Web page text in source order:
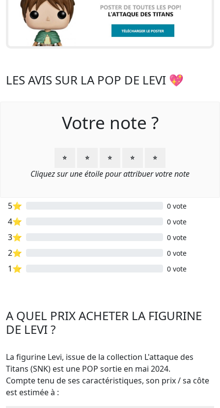
LES AVIS SUR LA POP DE LEVI 💖
Votre note ?
⭐ ⭐ ⭐ ⭐ ⭐
Cliquez sur une étoile pour attribuer votre note
5⭐ 0 vote
4⭐ 0 vote
3⭐ 0 vote
2⭐ 0 vote
1⭐ 0 vote
A QUEL PRIX ACHETER LA FIGURINE
DE LEVI ?
La figurine Levi, issue de la collection L'attaque des
Titans (SNK) est une POP sortie en mai 2024.
Compte tenu de ses caractéristiques, son prix / sa côte
est estimée à :